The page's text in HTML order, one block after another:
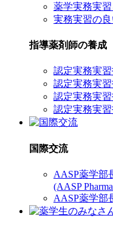
薬学実務実
実務実習の
指導薬剤師の養成
認定実務実
認定実務実
認定実務実
認定実務実
国際交流
AASP薬学部
(AASP
AASP薬学部